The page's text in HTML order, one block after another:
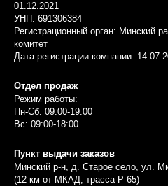
01.12.2021
УНП: 691306384
Регистрационный орган: Минский
комитет
Дата регистрации компании:
Отдел продаж
Режим работы:
Пн-Сб: 09:00-19:00
Вс: 09:00-18:00
Пункт выдачи заказов
Минский р-н, д. Старое село, ул.
(12 км от МКАД, трасса P-65)